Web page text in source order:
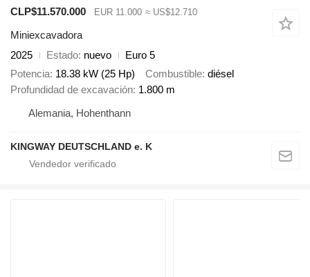
CLP$11.570.000
EUR 11.000 ≈ US$12.710
Miniexcavadora
2025
Estado nuevo
Euro 5
Potencia 18.38 kW (25 Hp) Combustible diésel
Profundidad de excavación 1.800 m
Alemania, Hohenthann
KINGWAY DEUTSCHLAND e. K